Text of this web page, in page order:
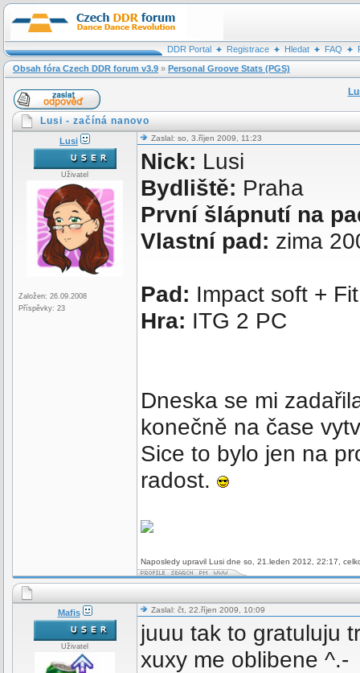
DDR Portal Registrace Hledat FAQ
Obsah fóra Czech DDR forum v3.9 » Personal Groove Stats (PGS)
Lusi - začíná nanovo
Lusi
Uživatel
Založen: 26.09.2008
Příspěvky: 23
Zaslal: so, 3.říjen 2009, 11:23
Nick: Lusi
Bydliště: Praha
První šlápnutí na
Vlastní pad: zima
Pad: Impact soft +
Hra: ITG 2 PC
Dneska se mi
konečně na čase
Sice to bylo jen na
radost.
Naposledy upravil Lusi dne so, 21.leden 2012, 22:17,
Mafis
Uživatel
Zaslal: čt, 22.říjen 2009, 10:09
juuu tak to gratuluju
xuxy me oblibene ^.-